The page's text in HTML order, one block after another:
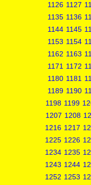
1126 1127
1135 1136
1144 1145
1153 1154
1162 1163
1171 1172
1180 1181
1189 1190
1198 1199
1207 1208
1216 1217
1225 1226
1234 1235
1243 1244
1252 1253